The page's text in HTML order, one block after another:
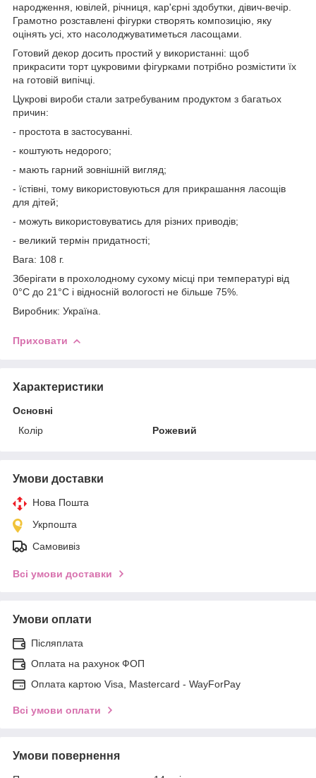
народження, ювілей, річниця, кар'єрні здобутки, дівич-вечір.
Грамотно розставлені фігурки створять композицію, яку
оцінять усі, хто насолоджуватиметься ласощами.
Готовий декор досить простий у використанні: щоб
прикрасити торт цукровими фігурками потрібно розмістити їх
на готовій випічці.
Цукрові вироби стали затребуваним продуктом з багатьох
причин:
- простота в застосуванні.
- коштують недорого;
- мають гарний зовнішній вигляд;
- їстівні, тому використовуються для прикрашання ласощів
для дітей;
- можуть використовуватись для різних приводів;
- великий термін придатності;
Вага: 108 г.
Зберігати в прохолодному сухому місці при температурі від
0°C до 21°C і відносній вологості не більше 75%.
Виробник: Україна.
Приховати
Характеристики
Основні
Колір
Рожевий
Умови доставки
Нова Пошта
Укрпошта
Самовивіз
Всі умови доставки
Умови оплати
Післяплата
Оплата на рахунок ФОП
Оплата картою Visa, Mastercard - WayForPay
Всі умови оплати
Умови повернення